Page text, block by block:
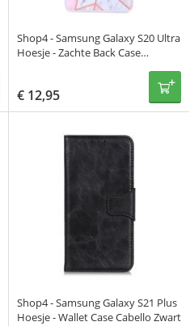
Shop4 - Samsung Galaxy S20 Ultra
Hoesje - Zachte Back Case
€ 12,95
Shop4 - Samsung Galaxy S21 Plus
Hoesje - Wallet Case Cabello Zwart